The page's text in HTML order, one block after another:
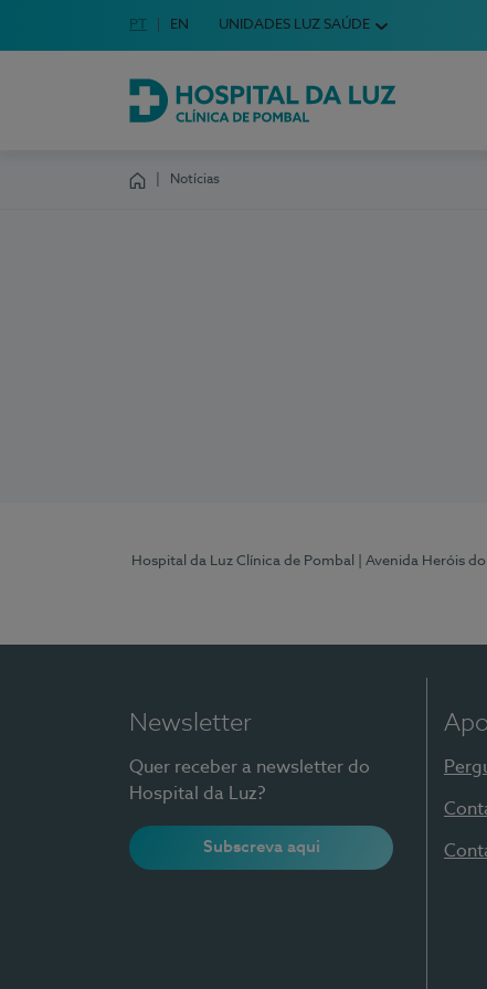
Escolha o seu idioma
Idioma em Português
PT English Language
EN UNIDADES LUZ SAÚDE
Hospital da Luz Clínica de Pombal
Notícias
Hospital da Luz Clínica de Pombal | Avenida Heróis
Newsletter
Quer receber a newsletter do
Hospital da Luz?
Subscreva aqui